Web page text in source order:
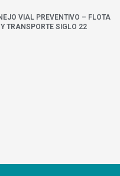
VIAL PREVENTIVO – FLOTA
TRANSPORTE SIGLO 22